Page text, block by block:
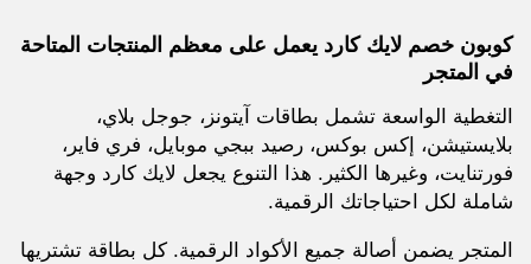
كوبون خصم لايك كارد يعمل على معظم المنتجات المتاحة
في المتجر
التغطية الواسعة تشمل بطاقات آيتونز، جوجل بلاي،
بلايستيشن، إكس بوكس، رصيد ببجي موبايل، فري فاير،
فورتنايت، وغيرها الكثير. هذا التنوع يجعل لايك كارد وجهة
شاملة لكل احتياجاتك الرقمية.
المتجر يضمن أصالة جميع الأكواد الرقمية. كل بطاقة تشتريها